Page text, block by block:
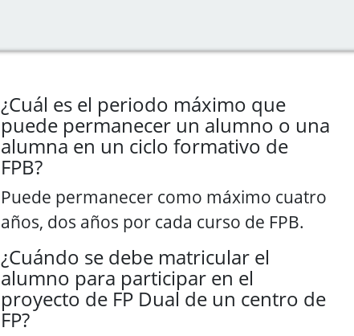
¿Cuál es el periodo máximo que
puede permanecer un alumno o una
alumna en un ciclo formativo de
FPB?
Puede permanecer como máximo cuatro
años, dos años por cada curso de FPB.
¿Cuándo se debe matricular el
alumno para participar en el
proyecto de FP Dual de un centro de
FP?